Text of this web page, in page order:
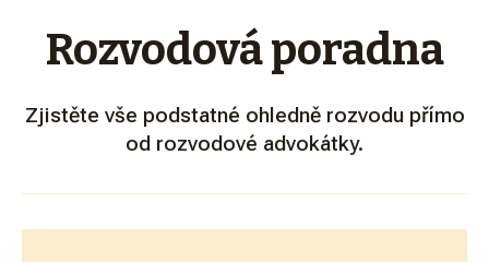
Rozvodová poradna
Zjistěte vše podstatné ohledně rozvodu přímo
od rozvodové advokátky.